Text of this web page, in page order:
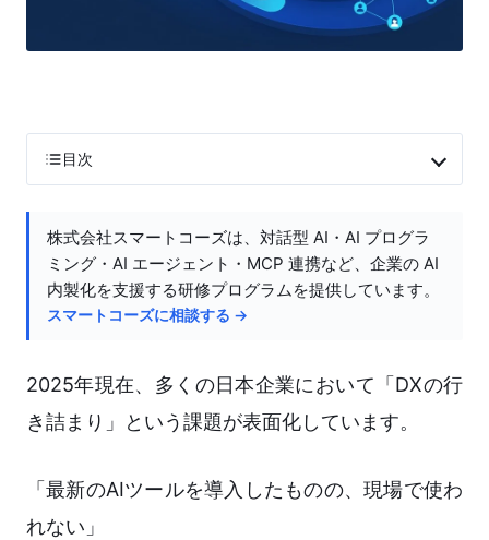
目次
株式会社スマートコーズは、対話型 AI・AI プログラ
ミング・AI エージェント・MCP 連携など、企業の AI
内製化を支援する研修プログラムを提供しています。
スマートコーズに相談する →
2025年現在、多くの日本企業において「DXの行
き詰まり」という課題が表面化しています。
「最新のAIツールを導入したものの、現場で使わ
れない」